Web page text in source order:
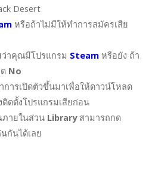
Desert
หรือถ้าไม่มีให้ทำการสมัครเสีย
ว่าคุณมีโปรแกรม Steam หรือยัง ถ้า
No
ารเปิดตัวขึ้นมาเพื่อให้ดาวน์โหลด
ดตั้งโปรแกรมเสียก่อน
ภายในส่วน Libraryสามารถกด
กันได้เลย